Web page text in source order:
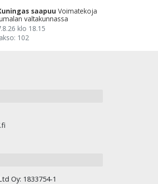
saapuu Voimatekoja
valtakunnassa
klo 18.15
102
Oy: 1833754-1